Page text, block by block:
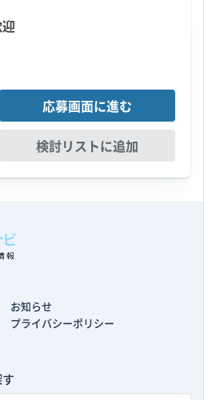
応募画面に進む
検討リストに追加
お知らせ
プライバシーポリシー